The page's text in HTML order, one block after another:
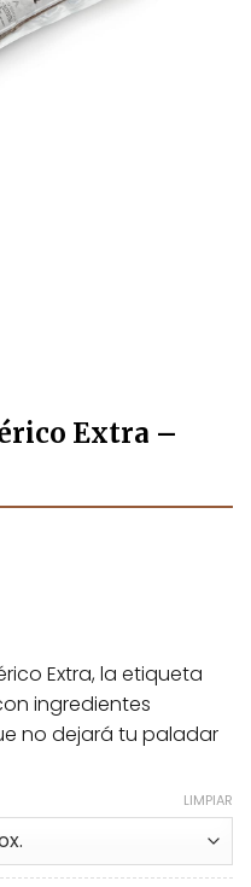
Extra –
Extra, la etiqueta
ingredientes
no dejará tu paladar
LIMPIAR